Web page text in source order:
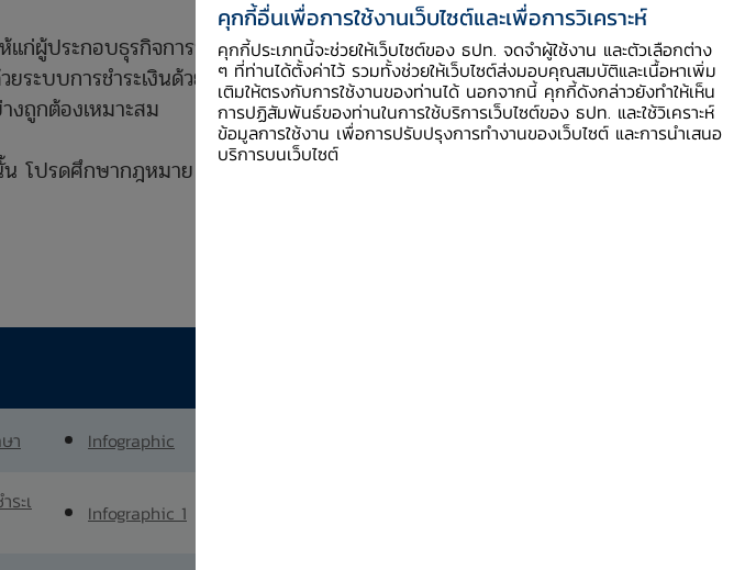
ก่ผู้ประกอบธุรกิจการชำระเงินภายใต้การ
ะบบการชำระเงินด้วยตนเองและเข้าใจ
ถูกต้องเหมาะสม
โปรดศึกษากฎหมาย ประกาศ และหลัก
า Infographic
ะเ
Infographic 1
คุกกี้อื่นเพื่อการใช้งานเว็บไซต์และเพื่อการวิเคราะห์
คุกกี้ประเภทนี้จะช่วยให้เว็บไซต์ของ ธปท. จดจำผู้ใช้งาน และตัวเลือกต่าง
ๆ ที่ท่านได้ตั้งค่าไว้ รวมทั้งช่วยให้เว็บไซต์ส่งมอบคุณสมบัติและเนื้อหาเพิ่ม
เติมให้ตรงกับการใช้งานของท่านได้ นอกจากนี้ คุกกี้ดังกล่าวยังทำให้เห็น
การปฏิสัมพันธ์ของท่านในการใช้บริการเว็บไซต์ของ ธปท. และใช้วิเคราะห์
ข้อมูลการใช้งาน เพื่อการปรับปรุงการทำงานของเว็บไซต์ และการนำเสนอ
บริการบนเว็บไซต์